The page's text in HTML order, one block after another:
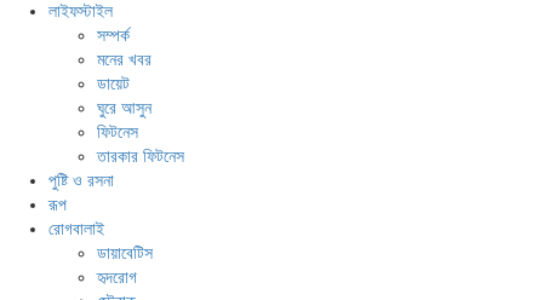
লাইফস্টাইল
সম্পর্ক
মনের খবর
ডায়েট
ঘুরে আসুন
ফিটনেস
তারকার ফিটনেস
পুষ্টি ও রসনা
রূপ
রোগবালাই
ডায়াবেটিস
হৃদরোগ